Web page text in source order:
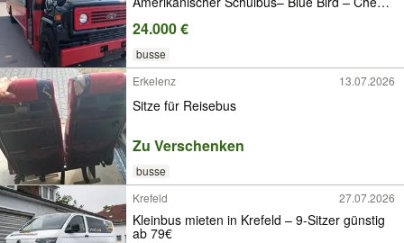
24.000 €
busse
Erkelenz
13.07.2026
Sitze für Reisebus
Zu Verschenken
busse
Krefeld
27.07.2026
Kleinbus mieten in Krefeld – 9-Sitzer günstig
ab 79€